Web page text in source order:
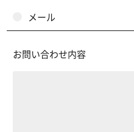
メール
お問い合わせ内容